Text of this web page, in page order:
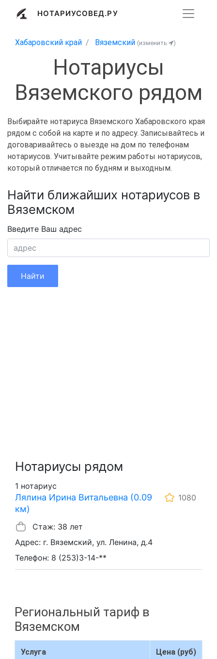
НОТАРИУСОВЕД.РУ
Хабаровский край Вяземский (изменить )
Нотариусы
Вяземского рядом
Выбирайте нотариуса Вяземского Хабаровского края
рядом с собой на карте и по адресу. Записывайтесь и
договаривайтесь о выезде на дом по телефонам
нотариусов. Учитывайте режим работы нотариусов,
который отличается по будням и выходным.
Найти ближайших нотариусов в
Вяземском
Введите Ваш адрес
Найти
Нотариусы рядом
1 нотариус
Лялина Ирина Витальевна (0.09
км)
1080
Стаж: 38 лет
Адрес: г. Вяземский, ул. Ленина, д.4
Телефон: 8 (253)3-14-**
Региональный тариф в
Вяземском
Услуга Цена (руб)